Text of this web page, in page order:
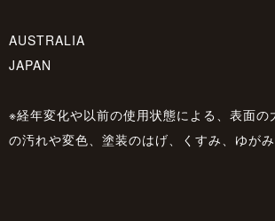
AUSTRALIA
JAPAN
※経年変化や以前の使用状態による、表面の
の汚れや変色、塗装のはげ、くすみ、ゆが